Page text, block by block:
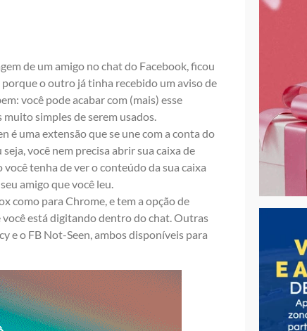
de um amigo no chat do Facebook, ficou
o outro já tinha recebido um aviso de
você pode acabar com (mais) esse
simples de serem usados.
é uma extensão que se une com a conta do
você nem precisa abrir sua caixa de
tenha de ver o conteúdo da sua caixa
amigo que você leu.
como para Chrome, e tem a opção de
está digitando dentro do chat. Outras
e o FB Not-Seen , ambos disponíveis para